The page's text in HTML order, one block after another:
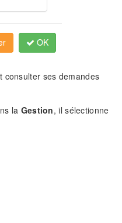
consulter ses demandes
la Gestion, il sélectionne